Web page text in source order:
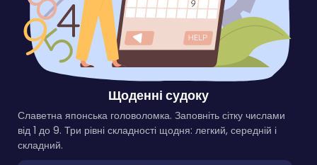
Щоденні судоку
Славетна японська головоломка. Заповніть сітку числами
від 1 до 9. Три рівні складності щодня: легкий, середній і
складний.